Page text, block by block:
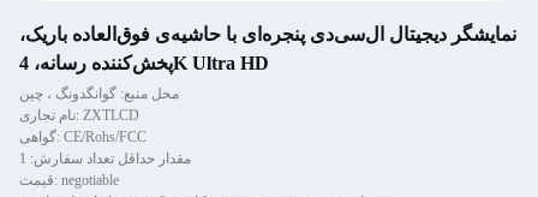
نمایشگر دیجیتال ال‌سی‌دی پنجره‌ای با حاشیه‌ی فوق‌العاده باریک،
پخش‌کننده رسانه، 4K Ultra HD
محل منبع: گوانگدونگ ، چین
نام تجاری: ZXTLCD
گواهی: CE/Rohs/FCC
مقدار حداقل تعداد سفارش: 1
قیمت: negotiable